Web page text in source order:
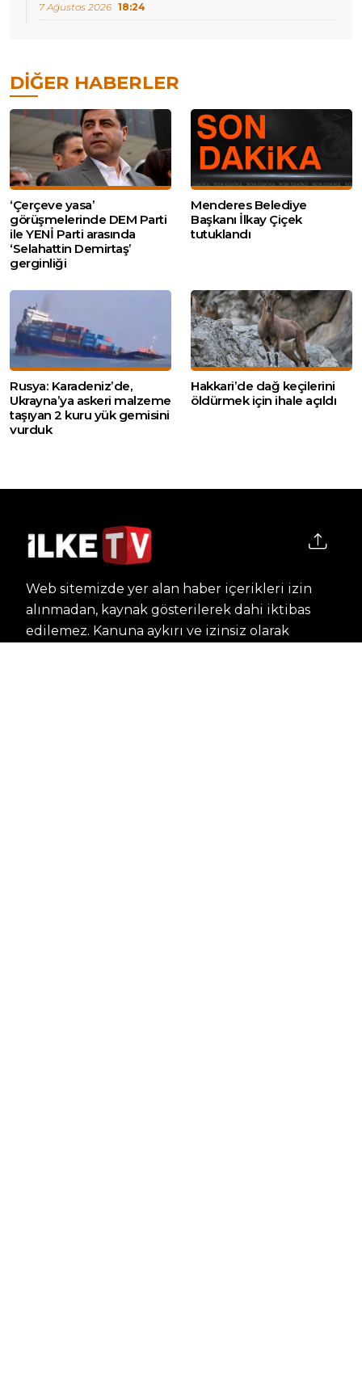
7 Ağustos 2026 18:24
DIĞER HABERLER
‘Çerçeve yasa’
görüşmelerinde DEM Parti
ile YENİ Parti arasında
‘Selahattin Demirtaş’
gerginliği
Menderes Belediye
Başkanı İlkay Çiçek
tutuklandı
Rusya: Karadeniz’de,
Ukrayna’ya askeri malzeme
taşıyan 2 kuru yük gemisini
vurduk
Hakkari’de dağ keçilerini
öldürmek için ihale açıldı
Web sitemizde yer alan haber içerikleri izin
alınmadan, kaynak gösterilerek dahi iktibas
edilemez. Kanuna aykırı ve izinsiz olarak